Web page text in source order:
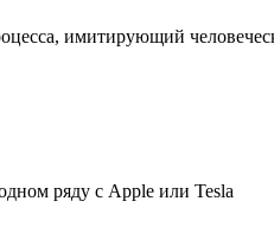
имитирующий
ряду с Apple или Tesla